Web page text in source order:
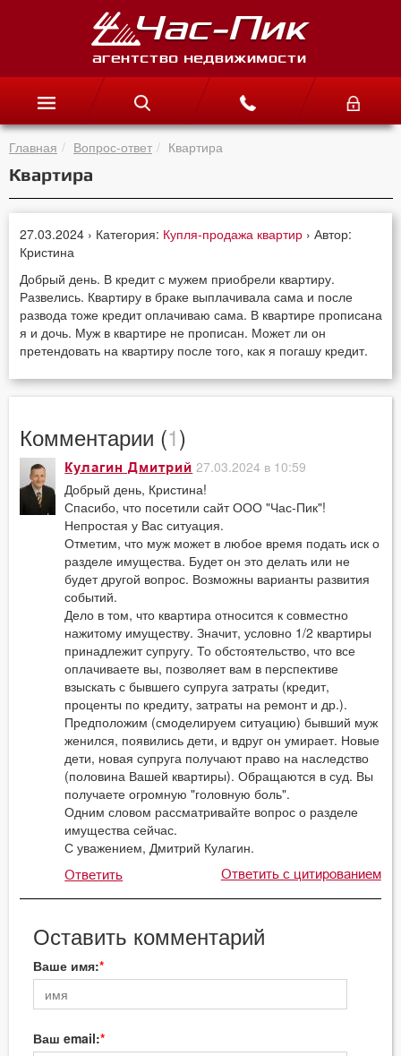
Главная Вопрос-ответ Квартира
Квартира
27.03.2024 › Категория: Купля-продажа квартир › Автор:
Кристина
Добрый день. В кредит с мужем приобрели квартиру.
Развелись. Квартиру в браке выплачивала сама и после
развода тоже кредит оплачиваю сама. В квартире прописана
я и дочь. Муж в квартире не прописан. Может ли он
претендовать на квартиру после того, как я погашу кредит.
Комментарии (1)
Кулагин Дмитрий 27.03.2024 в 10:59
Добрый день, Кристина!
Спасибо, что посетили сайт ООО "Час-Пик"!
Непростая у Вас ситуация.
Отметим, что муж может в любое время подать иск о
разделе имущества. Будет он это делать или не
будет другой вопрос. Возможны варианты развития
событий.
Дело в том, что квартира относится к совместно
нажитому имуществу. Значит, условно 1/2 квартиры
принадлежит супругу. То обстоятельство, что все
оплачиваете вы, позволяет вам в перспективе
взыскать с бывшего супруга затраты (кредит,
проценты по кредиту, затраты на ремонт и др.).
Предположим (смоделируем ситуацию) бывший муж
женился, появились дети, и вдруг он умирает. Новые
дети, новая супруга получают право на наследство
(половина Вашей квартиры). Обращаются в суд. Вы
получаете огромную "головную боль".
Одним словом рассматривайте вопрос о разделе
имущества сейчас.
С уважением, Дмитрий Кулагин.
Ответить Ответить с цитированием
Оставить комментарий
Ваше имя:
Ваш email: